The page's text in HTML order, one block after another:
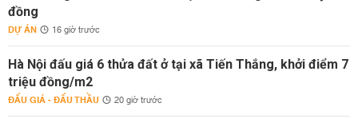
đồng
DỰ ÁN 16 giờ trước
Hà Nội đấu giá 6 thửa đất ở tại xã Tiến Thắng, khởi điểm 7
triệu đồng/m2
ĐẤU GIÁ - ĐẤU THẦU 20 giờ trước